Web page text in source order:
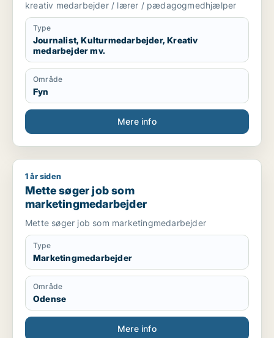
kreativ medarbejder / lærer / pædagogmedhjælper
Type
Journalist, Kulturmedarbejder, Kreativ
medarbejder mv.
Område
Fyn
Mere info
Mette søger job som marketingmedarbejder
1 år siden
Mette søger job som
marketingmedarbejder
Mette søger job som marketingmedarbejder
Type
Marketingmedarbejder
Område
Odense
Mere info